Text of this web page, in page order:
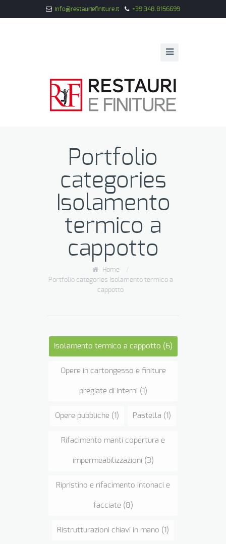
info@restauriefiniture.it +39.348.8156699
Portfolio
categories
Isolamento
termico a
cappotto
Home
/
Portfolio categories Isolamento termico a
cappotto
Isolamento termico a cappotto (6)
Opere in cartongesso e finiture
pregiate di interni (1)
Opere pubbliche (1) Pastella (1)
Rifacimento manti copertura e
impermeabilizzazioni (3)
Ripristino e rifacimento intonaci e
facciate (8)
Ristrutturazioni chiavi in mano (1)